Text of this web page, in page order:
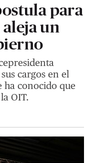
para
un
cargos en el
ha conocido que
OIT.